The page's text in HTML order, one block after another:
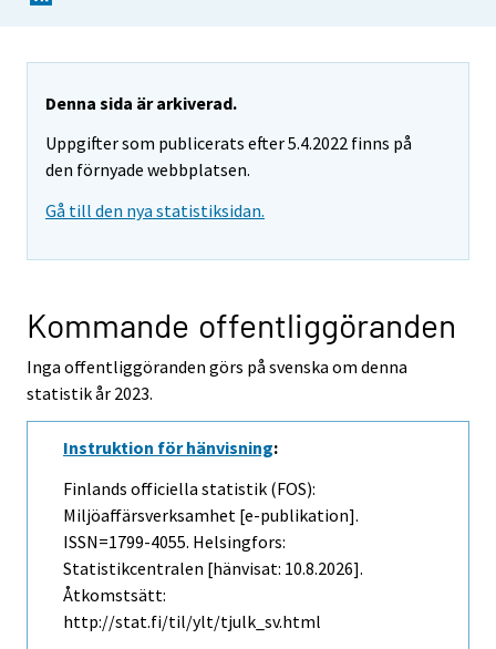
Denna sida är arkiverad.
Uppgifter som publicerats efter 5.4.2022 finns på
den förnyade webbplatsen.
Gå till den nya statistiksidan.
Kommande offentliggöranden
Inga offentliggöranden görs på svenska om denna
statistik år 2023.
Instruktion för hänvisning:
Finlands officiella statistik (FOS):
Miljöaffärsverksamhet [e-publikation].
ISSN=1799-4055. Helsingfors:
Statistikcentralen [hänvisat: 10.8.2026].
Åtkomstsätt:
http://stat.fi/til/ylt/tjulk_sv.html